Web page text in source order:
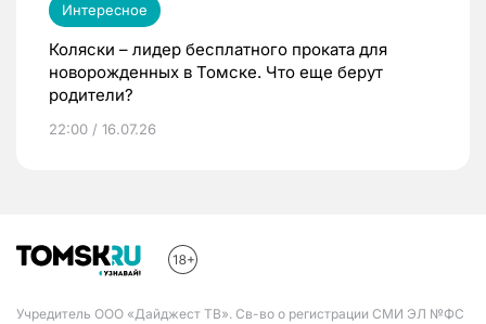
Интересное
Коляски – лидер бесплатного проката для
новорожденных в Томске. Что еще берут
родители?
22:00 / 16.07.26
Учредитель ООО «Дайджест ТВ». Св-во о регистрации СМИ ЭЛ №ФС